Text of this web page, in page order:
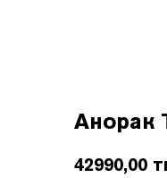
Анорак
42990,00